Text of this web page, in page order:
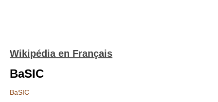
Wikipédia en Français
BaSIC
BaSIC